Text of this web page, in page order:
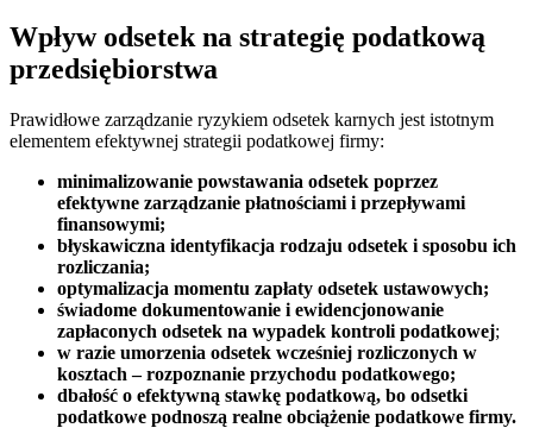
Wpływ odsetek na strategię podatkową
przedsiębiorstwa
Prawidłowe zarządzanie ryzykiem odsetek karnych jest istotnym
elementem efektywnej strategii podatkowej firmy:
minimalizowanie powstawania odsetek poprzez
efektywne zarządzanie płatnościami i przepływami
finansowymi;
błyskawiczna identyfikacja rodzaju odsetek i sposobu ich
rozliczania;
optymalizacja momentu zapłaty odsetek ustawowych;
świadome dokumentowanie i ewidencjonowanie
zapłaconych odsetek na wypadek kontroli podatkowej;
w razie umorzenia odsetek wcześniej rozliczonych w
kosztach – rozpoznanie przychodu podatkowego;
dbałość o efektywną stawkę podatkową, bo odsetki
podatkowe podnoszą realne obciążenie podatkowe firmy.